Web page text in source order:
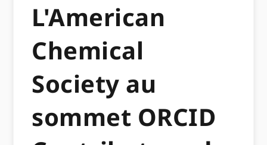
L'American
Chemical
Society au
sommet ORCID